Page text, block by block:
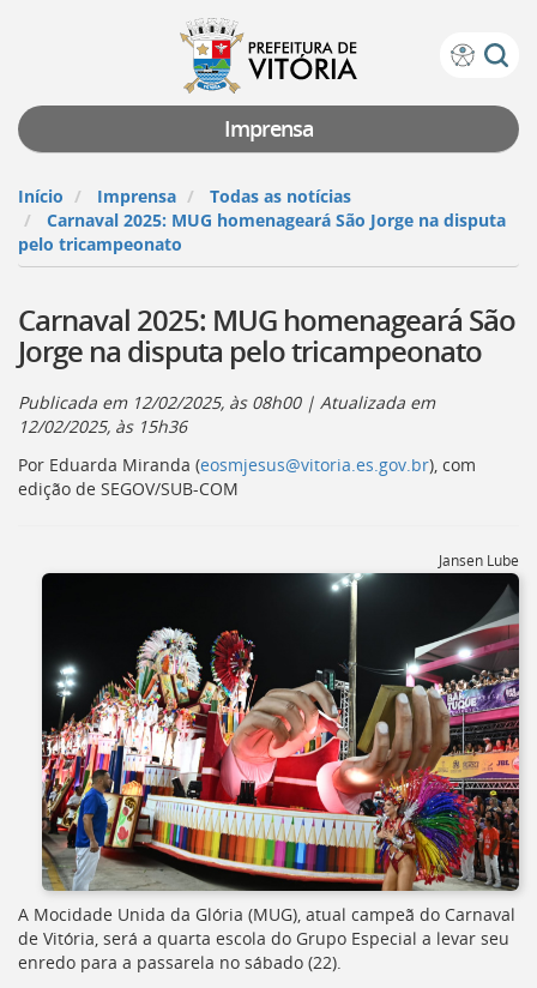
Prefeitura
Vitória
teclado:
para
a
página
de
de
acessibilidade
[]
para
a
página
inicial
do
Ir
de
Serviços
Ir
para
a
lista
de
secretarias
[]
Ir
para
a
Imprensa
Início Imprensa
Todas as notícias
Carnaval 2025: MUG homenageará São Jorge na disputa
pelo tricampeonato
Carnaval 2025: MUG homenageará São
Jorge na disputa pelo tricampeonato
Publicada em 12/02/2025, às 08h00| Atualizada em
12/02/2025, às 15h36
Por Eduarda Miranda (eosmjesus@vitoria.es.gov.br), com
edição de SEGOV/SUB-COM
Jansen Lube
A Mocidade Unida da Glória (MUG), atual campeã do Carnaval
de Vitória, será a quarta escola do Grupo Especial a levar seu
enredo para a passarela no sábado (22).